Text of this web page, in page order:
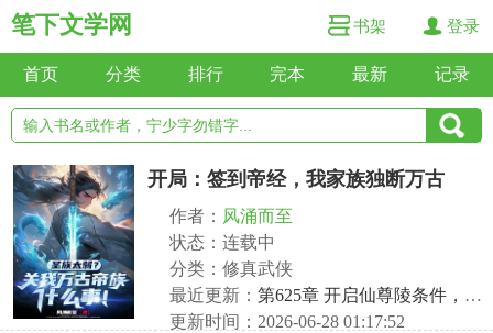
笔下文学网 书架 登录
首页 分类 排行 完本 最新 记录
开局：签到帝经，我家族独断万古
作者： 风涌而至
状态：连载中
分类：修真武侠
最近更新： 第625章 开启仙尊陵条件，百把仙钥
更新时间：2026-06-28 01:17:52